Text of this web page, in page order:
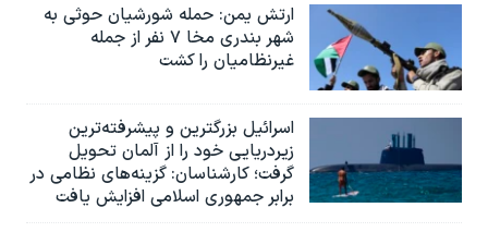
ارتش یمن: حمله شورشیان حوثی به
شهر بندری مخا ۷ نفر از جمله
غیرنظامیان را کشت
اسرائيل بزرگترین و پیشرفته‌ترین
زیردریایی خود را از آلمان تحویل
گرفت؛ کارشناسان: گزینه‌های نظامی در
برابر جمهوری اسلامی افزایش یافت